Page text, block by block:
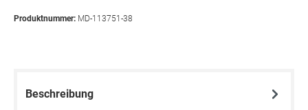
Produktnummer: MD-113751-38
Beschreibung